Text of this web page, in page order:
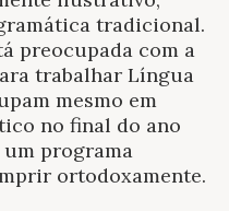
tradicional.
preocupada com a
trabalhar Língua
mesmo em
no final do ano
programa
ortodoxamente.